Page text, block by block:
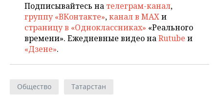
Подписывайтесь на телеграм-канал,
группу «ВКонтакте»,канал в MAXи
страницу в «Одноклассниках» «Реального
времени». Ежедневные видео наRutube и
«Дзене».
Общество Татарстан